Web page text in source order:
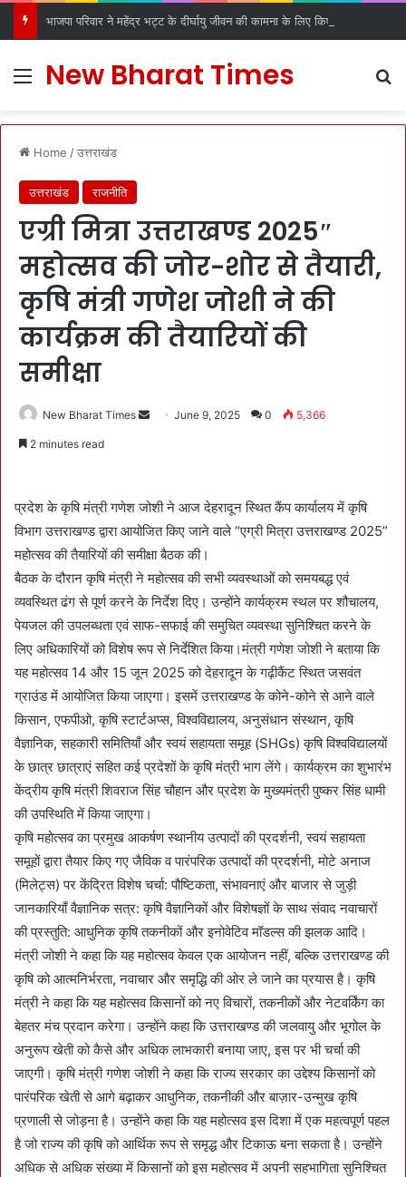
Menu
New Bharat Times
Home /उत्तराखंड
उत्तराखंड राजनीति
एग्री मित्रा उत्तराखण्ड 2025″
महोत्सव की जोर-शोर से तैयारी,
कृषि मंत्री गणेश जोशी ने की
कार्यक्रम की तैयारियों की
समीक्षा
New Bharat Times
a
n
l
June 9, 2025 0 5,366
2 minutes read
प्रदेश के कृषि मंत्री गणेश जोशी ने आज देहरादून स्थित कैंप कार्यालय में कृषि
विभाग उत्तराखण्ड द्वारा आयोजित किए जाने वाले “एग्री मित्रा उत्तराखण्ड 2025”
महोत्सव की तैयारियों की समीक्षा बैठक की।
बैठक के दौरान कृषि मंत्री ने महोत्सव की सभी व्यवस्थाओं को समयबद्ध एवं
व्यवस्थित ढंग से पूर्ण करने के निर्देश दिए। उन्होंने कार्यक्रम स्थल पर शौचालय,
पेयजल की उपलब्धता एवं साफ-सफाई की समुचित व्यवस्था सुनिश्चित करने के
लिए अधिकारियों को विशेष रूप से निर्देशित किया।मंत्री गणेश जोशी ने बताया कि
यह महोत्सव 14 और 15 जून 2025 को देहरादून के गढ़ीकैंट स्थित जसवंत
ग्राउंड में आयोजित किया जाएगा। इसमें उत्तराखण्ड के कोने-कोने से आने वाले
किसान, एफपीओ, कृषि स्टार्टअप्स, विश्वविद्यालय, अनुसंधान संस्थान, कृषि
वैज्ञानिक, सहकारी समितियाँ और स्वयं सहायता समूह (SHGs) कृषि विश्वविद्यालयों
के छात्र छात्राएं सहित कई प्रदेशों के कृषि मंत्री भाग लेंगे। कार्यक्रम का शुभारंभ
केंद्रीय कृषि मंत्री शिवराज सिंह चौहान और प्रदेश के मुख्यमंत्री पुष्कर सिंह धामी
की उपस्थिति में किया जाएगा।
कृषि महोत्सव का प्रमुख आकर्षण स्थानीय उत्पादों की प्रदर्शनी, स्वयं सहायता
समूहों द्वारा तैयार किए गए जैविक व पारंपरिक उत्पादों की प्रदर्शनी, मोटे अनाज
(मिलेट्स) पर केंद्रित विशेष चर्चा: पौष्टिकता, संभावनाएं और बाजार से जुड़ी
जानकारियाँ वैज्ञानिक सत्र: कृषि वैज्ञानिकों और विशेषज्ञों के साथ संवाद नवाचारों
की प्रस्तुति: आधुनिक कृषि तकनीकों और इनोवेटिव मॉडल्स की झलक आदि।
मंत्री जोशी ने कहा कि यह महोत्सव केवल एक आयोजन नहीं, बल्कि उत्तराखण्ड की
कृषि को आत्मनिर्भरता, नवाचार और समृद्धि की ओर ले जाने का प्रयास है। कृषि
मंत्री ने कहा कि यह महोत्सव किसानों को नए विचारों, तकनीकों और नेटवर्किंग का
बेहतर मंच प्रदान करेगा। उन्होंने कहा कि उत्तराखण्ड की जलवायु और भूगोल के
अनुरूप खेती को कैसे और अधिक लाभकारी बनाया जाए, इस पर भी चर्चा की
जाएगी। कृषि मंत्री गणेश जोशी ने कहा कि राज्य सरकार का उद्देश्य किसानों को
पारंपरिक खेती से आगे बढ़ाकर आधुनिक, तकनीकी और बाज़ार-उन्मुख कृषि
प्रणाली से जोड़ना है। उन्होंने कहा कि यह महोत्सव इस दिशा में एक महत्वपूर्ण पहल
है जो राज्य की कृषि को आर्थिक रूप से समृद्ध और टिकाऊ बना सकता है। उन्होंने
अधिक से अधिक संख्या में किसानों को इस महोत्सव में अपनी सहभागिता सुनिश्चित